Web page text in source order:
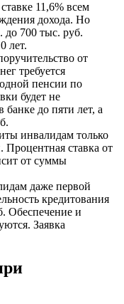
11,6% всем
дохода. Но
до 700 тыс. руб.
лет.
от
требуется
одной пенсии по
будет не
банке до пяти лет, а
инвалидам только
ставка от
от суммы
даже первой
кредитования
Обеспечение и
Заявка